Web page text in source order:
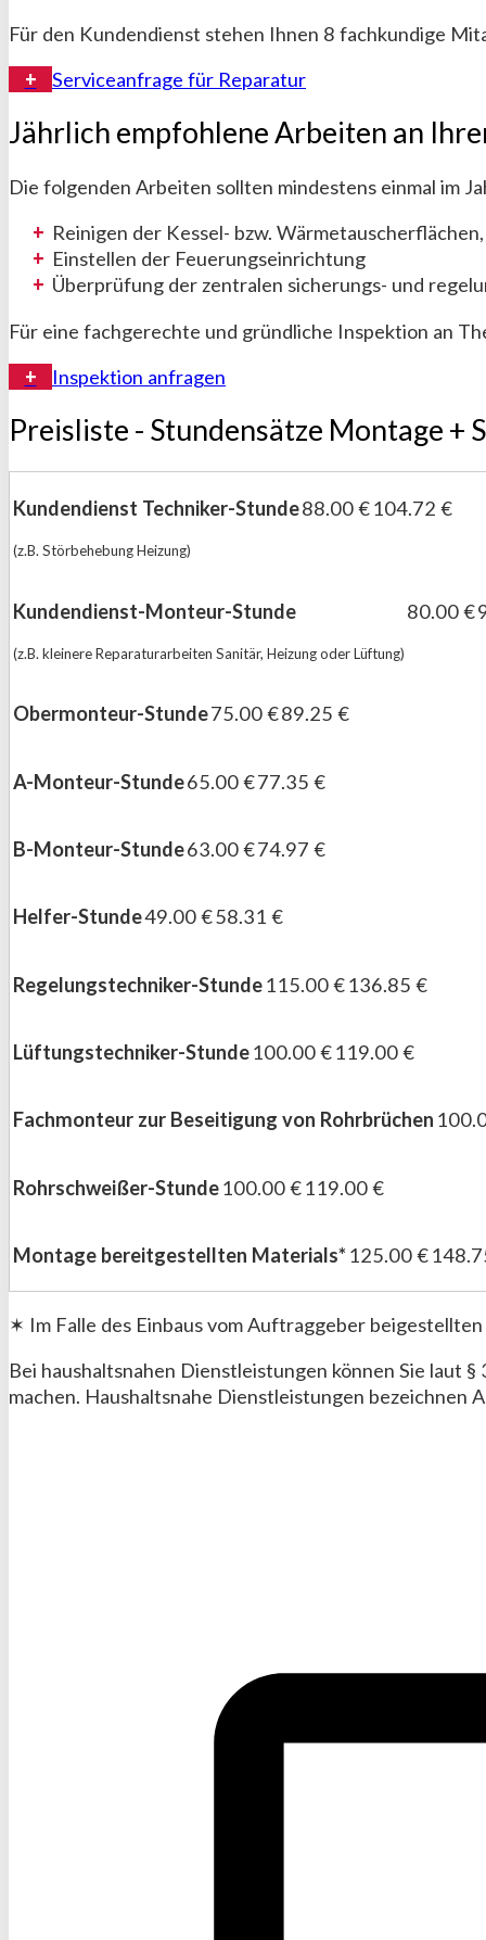
Für den Kundendienst stehen Ihnen 8 fachkundige
Serviceanfrage für Reparatur
Jährlich empfohlene Arbeiten an
Die folgenden Arbeiten sollten mindestens einmal im
Reinigen der Kessel- bzw.
Einstellen der Feuerungseinrichtung
Überprüfung der zentralen sicherungs- und
Für eine fachgerechte und gründliche Inspektion an
Inspektion anfragen
Preisliste - Stundensätze Montage +
Kundendienst Techniker-Stunde
(z.B. Störbehebung Heizung)
88.00 €104.72 €
Kundendienst-Monteur-Stunde
(z.B. kleinere Reparaturarbeiten Sanitär, Heizung oder Lüftung)
80.00 €
Obermonteur-Stunde75.00 €89.25 €
A-Monteur-Stunde65.00 €77.35 €
B-Monteur-Stunde63.00 €74.97 €
Helfer-Stunde49.00 €58.31 €
Regelungstechniker-Stunde115.00 €136.85 €
Lüftungstechniker-Stunde100.00 €119.00 €
Fachmonteur zur Beseitigung von Rohrbrüchen
Rohrschweißer-Stunde100.00 €119.00 €
Montage bereitgestellten Materials* 125.00 €
✶ Im Falle des Einbaus vom Auftraggeber
Bei haushaltsnahen Dienstleistungen können Sie laut
machen. Haushaltsnahe Dienstleistungen bezeichnen